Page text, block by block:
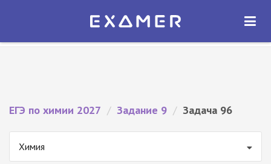
Экзамер — ЕГЭ 2027
ОТКРЫТЬ
ЕГЭ по химии 2027 / Задание 9 / Задача 96
Химия